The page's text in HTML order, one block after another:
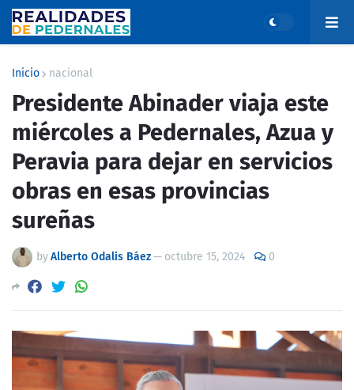
Inicio nacional
Presidente Abinader viaja este
miércoles a Pedernales, Azua y
Peravia para dejar en servicios
obras en esas provincias
sureñas
byAlberto Odalis Báez— octubre 15, 2024 0